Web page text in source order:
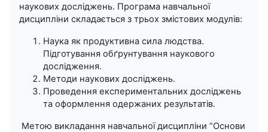
наукових досліджень. Програма навчальної
дисципліни складається з трьох змістових модулів:
Наука як продуктивна сила людства.
Підготування обґрунтування наукового
дослідження.
Методи наукових досліджень.
Проведення експериментальних досліджень
та оформлення одержаних результатів.
Метою викладання навчальної дисципліни “Основи